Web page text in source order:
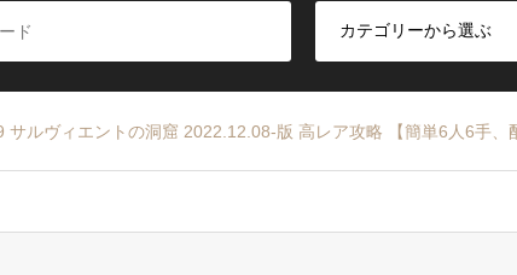
サルヴィエントの洞窟 2022.12.08-版 高レア攻略 【簡単6人6手、